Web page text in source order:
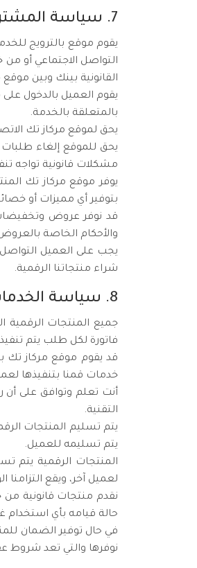
7. سياسة المشتريات
يقوم موقع بالترويج
التواصل الاجتماعي أو
القانونية بينك وبين موقع
يقوم العميل بالدخول
بالمتعلقة بالخدمة.
يحق لموقع مركاز تك
يحق للموقع إلغاء طلبات
مشكلات قانونية تواجه
يوفر موقع مركاز تك
بتوفير أي مميزات أو
قد نوفر عروض
والأحكام الخاصة
يجب على العميل
شراء منتجاتنا الرقمية.
8. سياسة الخدمات والمنتجات الرقمية
جميع المنتجات الرقمية
فاتورة لكل طلب يتم
قد يقوم موقع مركاز تك
خدمات قمنا بتنفيذها
أنت تعلم وتوافق على أن
التقنية.
يتم تسليم المنتجات
يتم تسليمه للعميل.
المنتجات الرقمية يتم
لعميل آخر، ويقع
نقدم منتجات قانونية من
حالة قيامه بأي استخدام
في حال توفير الضمان
نوفرها والتي تعد شروط